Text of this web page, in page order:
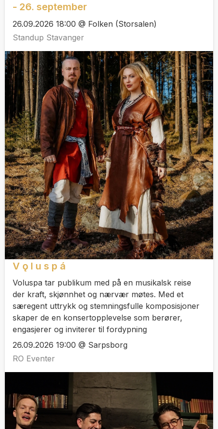
- 26. september
26.09.2026 18:00 @ Folken (Storsalen)
Standup Stavanger
V ǫ l u s p á
Voluspa tar publikum med på en musikalsk reise
der kraft, skjønnhet og nærvær møtes. Med et
særegent uttrykk og stemningsfulle komposisjoner
skaper de en konsertopplevelse som berører,
engasjerer og inviterer til fordypning
26.09.2026 19:00 @ Sarpsborg
RO Eventer